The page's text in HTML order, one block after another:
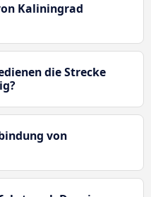
Kaliningrad
die Strecke
von